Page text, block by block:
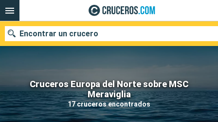
Cruceros Europa del Norte sobre MSC
Meraviglia
17 cruceros encontrados
Encontrar un crucero
Nuestros destinos
Fecha de salida